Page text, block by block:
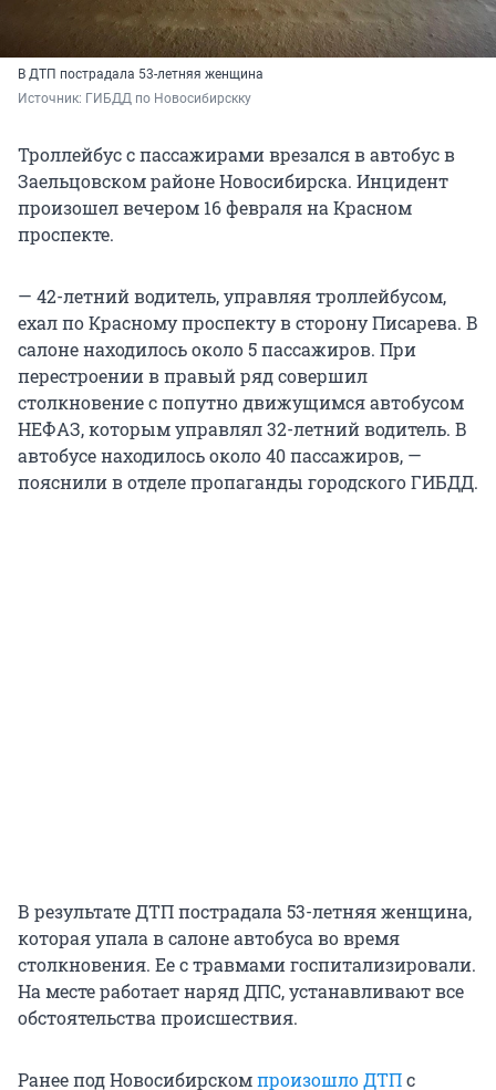
В ДТП пострадала 53-летняя женщина
Источник: ГИБДД по Новосибирскку
Троллейбус с пассажирами врезался в автобус в
Заельцовском районе Новосибирска. Инцидент
произошел вечером 16 февраля на Красном
проспекте.
— 42-летний водитель, управляя троллейбусом,
ехал по Красному проспекту в сторону Писарева. В
салоне находилось около 5 пассажиров. При
перестроении в правый ряд совершил
столкновение с попутно движущимся автобусом
НЕФАЗ, которым управлял 32-летний водитель. В
автобусе находилось около 40 пассажиров, —
пояснили в отделе пропаганды городского ГИБДД.
В результате ДТП пострадала 53-летняя женщина,
которая упала в салоне автобуса во время
столкновения. Ее с травмами госпитализировали.
На месте работает наряд ДПС, устанавливают все
обстоятельства происшествия.
Ранее под Новосибирскомпроизошло ДТПс